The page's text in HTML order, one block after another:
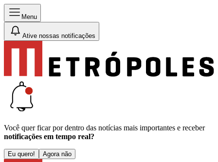
Menu
Ative nossas notificações
Você quer ficar por dentro das notícias mais importantes e receber
notificações em tempo real?
Eu quero! Agora não